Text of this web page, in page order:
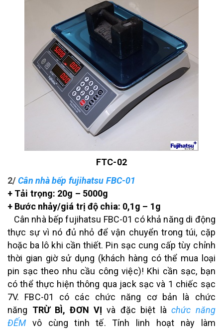
FTC-02
2/ Cân nhà bếp fujihatsu FBC-01
+ Tải trọng: 20g – 5000g
+ Bước nhảy/giá trị độ chia: 0,1g – 1g
Cân nhà bếp fujihatsu FBC-01 có khả năng di động
thực sự vì nó đủ nhỏ để vận chuyển trong túi, cặp
hoặc ba lô khi cần thiết. Pin sạc cung cấp tùy chỉnh
thời gian giờ sử dụng (khách hàng có thể mua loại
pin sạc theo nhu cầu công việc)! Khi cần sạc, bạn
có thể thực hiện thông qua jack sạc và 1 chiếc sạc
7V. FBC-01 có các chức năng cơ bản là chức
năng TRỪ BÌ, ĐƠN VỊvà đặc biệt làchức năng
ĐẾM vô cùng tinh tế. Tính linh hoạt này làm